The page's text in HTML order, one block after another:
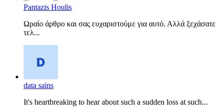
Pantazis Houlis
Ωραίο άρθρο και σας ευχαριστούμε για αυτό. Αλλά ξεχάσατε
τελ...
data sains
It's heartbreaking to hear about such a sudden loss at such...